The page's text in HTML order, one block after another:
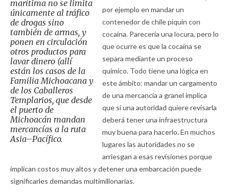
marítima no se limita
únicamente al tráfico
de drogas sino
también de armas, y
ponen en circulación
otros productos para
lavar dinero (allí
están los casos de la
Familia Michoacana y
de los Caballeros
Templarios, que desde
el puerto de
Michoacán mandan
mercancías a la ruta
Asia–Pacífico.
por ejemplo en mandar un
contenedor de chile piquín con
cocaína. Parecería una locura, pero lo
que ocurre es que la cocaína se
separa mediante un proceso
químico. Todo tiene una lógica en
este ámbito: mandar un cargamento
de una mercancía a granel implica
que si una autoridad quiere revisarla
deberá tener una infraestructura
muy buena para hacerlo. En muchos
lugares las autoridades no se
arriesgan a esas revisiones porque
implican costos muy altos y detener una embarcación puede
significarles demandas multimillonarias.